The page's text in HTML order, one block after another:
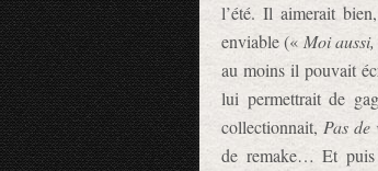
l’été. Il aimerait
enviable (« Moi
au moins il pouvait
lui permettrait de
collectionnait, Pas de
de remake… Et